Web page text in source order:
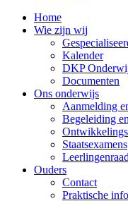
Home
Wie zijn wij
Kalender
DKP
Documenten
Ons onderwijs
Aanmelding
Begeleiding
Staatsexamens
Leerlingenraad
Ouders
Contact
Praktische